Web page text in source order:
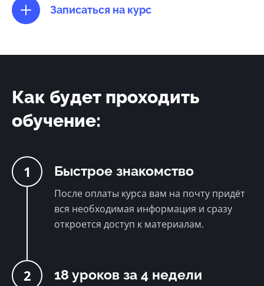
Записаться на курс
Как будет проходить
обучение:
1 Быстрое знакомство
После оплаты курса вам на почту придёт
вся необходимая информация и сразу
откроется доступ к материалам.
2 18 уроков за 4 недели